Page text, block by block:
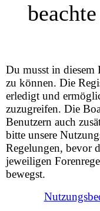
Du musst in diesem
zu können. Die
erledigt und
zuzugreifen. Die
Benutzern auch
bitte unsere
Regelungen, bevor
jeweiligen
bewegst.